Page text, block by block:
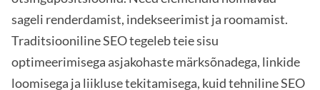
sageli renderdamist, indekseerimist ja roomamist.
Traditsiooniline SEO tegeleb teie sisu
optimeerimisega asjakohaste märksõnadega, linkide
loomisega ja liikluse tekitamisega, kuid tehniline SEO